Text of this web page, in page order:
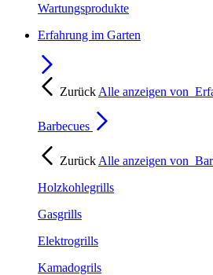
Wartungsprodukte
Erfahrung im Garten
Zurück Alle anzeigen von
Barbecues
Zurück Alle anzeigen von
Holzkohlegrills
Gasgrills
Elektrogrills
Kamadogrils